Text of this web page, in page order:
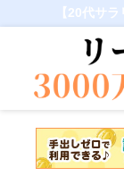
【20代サ